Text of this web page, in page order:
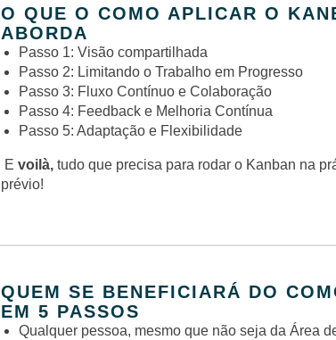
O QUE O COMO APLICAR O
ABORDA
Passo 1: Visão compartilhada
Passo 2: Limitando o Trabalho em Progresso
Passo 3: Fluxo Contínuo e Colaboração
Passo 4: Feedback e Melhoria Contínua
Passo 5: Adaptação e Flexibilidade
E voilà, tudo que precisa para rodar o Kanban na
prévio!
QUEM SE BENEFICIARÁ DO
EM 5 PASSOS
Qualquer pessoa, mesmo que não seja da Área